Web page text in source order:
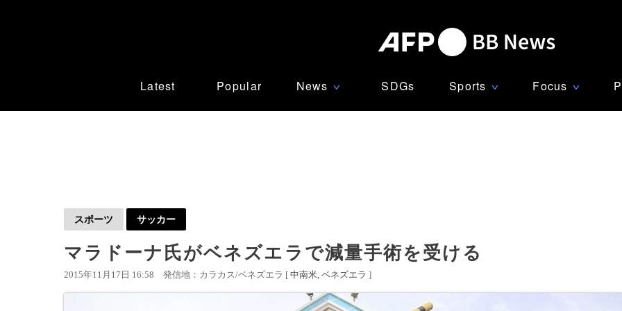
Latest Popular News ∨ SDGs Sports ∨ Focus ∨
スポーツ サッカー
マラドーナ氏がベネズエラで減量手術を受ける
2015年11月17日 16:58 発信地：カラカス/ベネズエラ [ 中南米 ベネズエラ ]